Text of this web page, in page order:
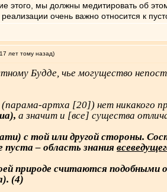
этого, мы должны медитировать об
очень важно относится к
лет тому назад)
Будде, чье могущество
(парама-артха [20]) нет никакого
а значит и [все] существа
с той или другой стороны.
пуста – область знания
природе считаются
(4)